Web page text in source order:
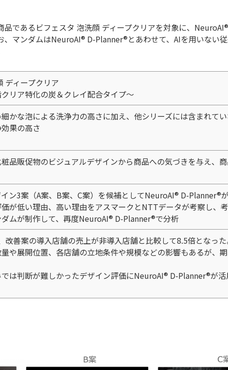
品であるビフェスタ 泡洗顔 ディープクリアを対象に、
マンダムはNeuroAI® D-Planner®とあわせて、AIを用いない
ディープクリア
リア特化の炭＆クレイ配合タイプ〜
かな泡による洗浄力の高さに加え、他シリーズには含まれて
果の高さ
品販促物のビジュアルデザインから商品への気づきを与え、
イン3案（A案、B案、C案）を候補としてNeuroAI® D-Planner®
価が低い理由、高い理由をアスマークとNTTデータが考察し、
ムが制作して、再度NeuroAI® D-Planner®で分析
改善案の導入店舗の売上が非導入店舗と比較して8.5倍となっ
や展開位置、各店舗の立地条件や規模などの影響もあるが、
は判断が難しかったデザイン評価にNeuroAI® D-Planner®が